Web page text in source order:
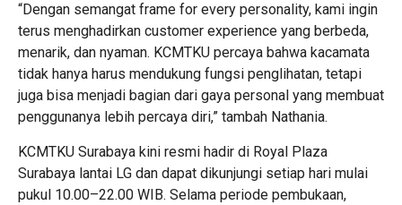
“Dengan semangat frame for every personality, kami ingin
terus menghadirkan customer experience yang berbeda,
menarik, dan nyaman. KCMTKU percaya bahwa kacamata
tidak hanya harus mendukung fungsi penglihatan, tetapi
juga bisa menjadi bagian dari gaya personal yang membuat
penggunanya lebih percaya diri,” tambah Nathania.
KCMTKU Surabaya kini resmi hadir di Royal Plaza
Surabaya lantai LG dan dapat dikunjungi setiap hari mulai
pukul 10.00–22.00 WIB. Selama periode pembukaan,